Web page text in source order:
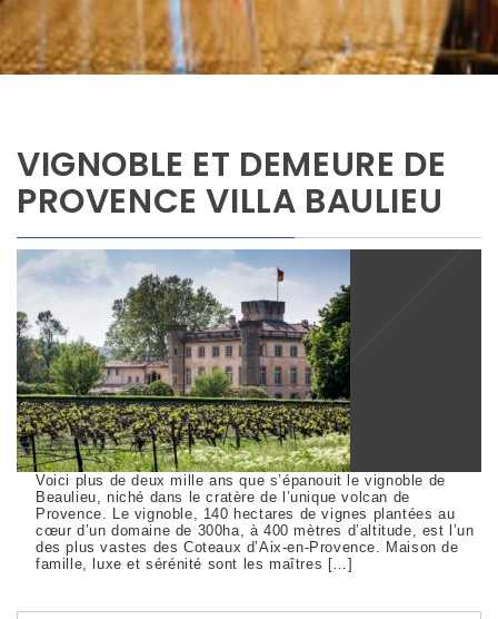
VIGNOBLE ET DEMEURE DE
PROVENCE VILLA BAULIEU
Voici plus de deux mille ans que s’épanouit le vignoble de
Beaulieu, niché dans le cratère de l’unique volcan de
Provence. Le vignoble, 140 hectares de vignes plantées au
cœur d’un domaine de 300ha, à 400 mètres d’altitude, est l’un
des plus vastes des Coteaux d’Aix-en-Provence. Maison de
famille, luxe et sérénité sont les maîtres […]